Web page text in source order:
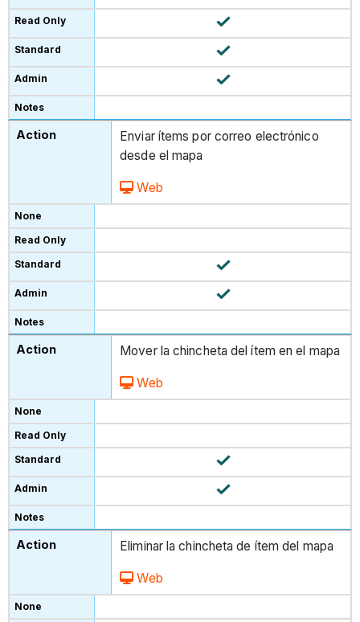
Enviar ítems por correo electrónico
desde el mapa
Web
Mover la chincheta del ítem en el mapa
Web
Eliminar la chincheta de ítem del mapa
Web